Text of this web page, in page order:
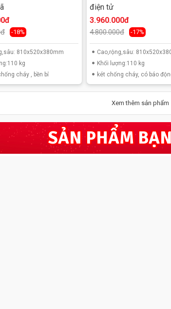
chọn mua két sắt tránh hàng giả
-18%
810x520x380mm
kg
cháy , bền bỉ
điện tử
3.960.000đ
4.800.000đ -17%
Cao,rộng,sâu:
Khối lượng:110 kg
két chống cháy, có báo
Xem thêm sản phẩm
SẢN PHẨM